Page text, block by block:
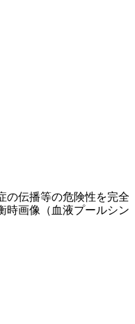
の伝播等の危険性を完全
時画像（血液プールシン